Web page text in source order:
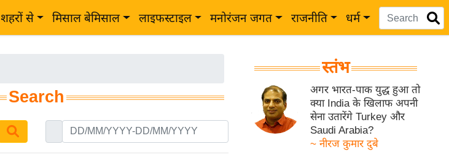
शहरों से मिसाल बेमिसाल लाइफस्टाइल मनोरंजन जगत राजनीति धर्म
Search
स्तंभ
अगर भारत-पाक युद्ध हुआ तो
क्या India के खिलाफ अपनी
सेना उतारेंगे Turkey और
Saudi Arabia?
~ नीरज कुमार दुबे